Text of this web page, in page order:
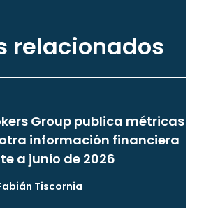
relacionados
Group publica métricas
información financiera
a junio de 2026
Tiscornia